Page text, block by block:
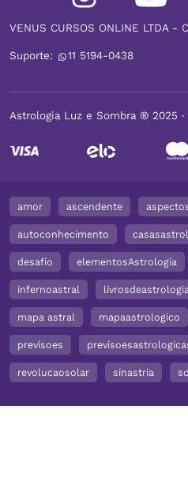
VENUS CURSOS ONLINE LTDA -
Suporte: 11 5194-0438
Astrologia Luz e Sombra ® 2025
amor ascendente
autoconhecimento
desafio elementosAstrologia
infernoastral
mapa astral mapaastrologico
previsoes
revolucaosolar sinastria